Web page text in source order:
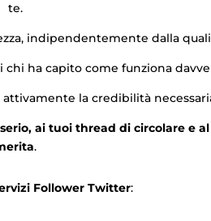
te.
indipendentemente dalla
ha capito come funziona
la credibilità
ai tuoi thread di circolare e
.
Follower Twitter: